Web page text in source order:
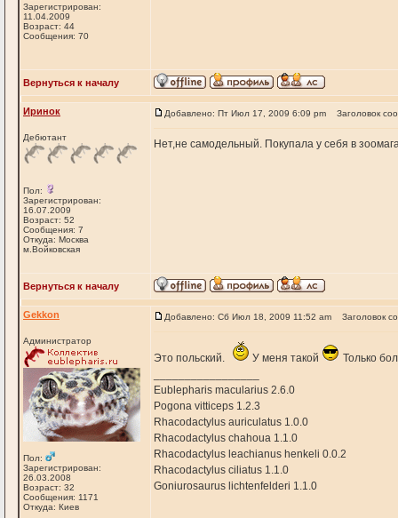
Зарегистрирован:
11.04.2009
Возраст: 44
Сообщения: 70
Вернуться к началу
Иринок
Дебютант
Пол:
Зарегистрирован:
16.07.2009
Возраст: 52
Сообщения: 7
Откуда: Москва
м.Войковская
Добавлено: Пт Июл 17, 2009 6:09 pm Заголовок
Нет,не самодельный. Покупала у себя в
Вернуться к началу
Gekkon
Администратор
Пол:
Зарегистрирован:
26.03.2008
Возраст: 32
Сообщения: 1171
Откуда: Киев
Добавлено: Сб Июл 18, 2009 11:52 am Заголовок
Это польский. У меня такой
Только
Eublepharis macularius 2.6.0
Pogona vitticeps 1.2.3
Rhacodactylus auriculatus 1.0.0
Rhacodactylus chahoua 1.1.0
Rhacodactylus leachianus henkeli 0.0.2
Rhacodactylus ciliatus 1.1.0
Goniurosaurus lichtenfelderi 1.1.0